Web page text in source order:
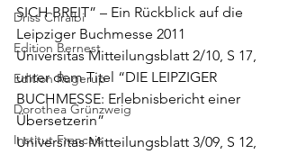
Driss Chraibi
Edition Bernest
Edition Rugerup
Dorothea Grünzweig
Institut Francais
SICH BREIT” – Ein Rückblick auf die
Leipziger Buchmesse 2011
Universitas Mitteilungsblatt 2/10, S 17,
unter dem Titel “DIE LEIPZIGER
BUCHMESSE: Erlebnisbericht einer
Übersetzerin”
Universitas Mitteilungsblatt 3/09, S 12,